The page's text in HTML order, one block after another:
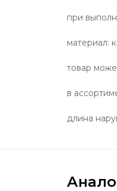
при
материал:
товар
в
длина